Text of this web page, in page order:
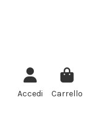
Accedi Carrello